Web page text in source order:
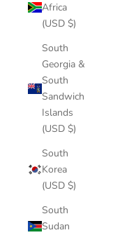
Africa
(USD $)
South
Georgia &
South
Sandwich
Islands
(USD $)
South
Korea
(USD $)
South
Sudan